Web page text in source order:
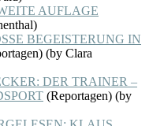
AUFLAGE
BEGEISTERUNG IN
) (by Clara
DER TRAINER –
(Reportagen) (by